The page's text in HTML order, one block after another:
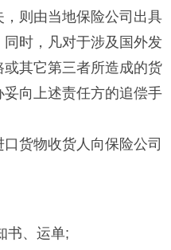
则由当地保险公司出具
同时，凡对于涉及国外发
其它第三者所造成的货
向上述责任方的追偿手
货物收货人向保险公司
书、运单;